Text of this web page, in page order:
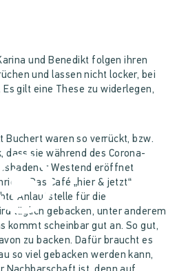
und Benedikt folgen ihren
und lassen nicht locker, bei
gilt eine These zu widerlegen,
Buchert waren so verrückt, bzw.
sie während des Corona-
Westend eröffnet
Das Café „hier & jetzt“
Anlaufstelle für die
täglich gebacken, unter anderem
kommt scheinbar gut an. So gut,
zu backen. Dafür braucht es
so viel gebacken werden kann,